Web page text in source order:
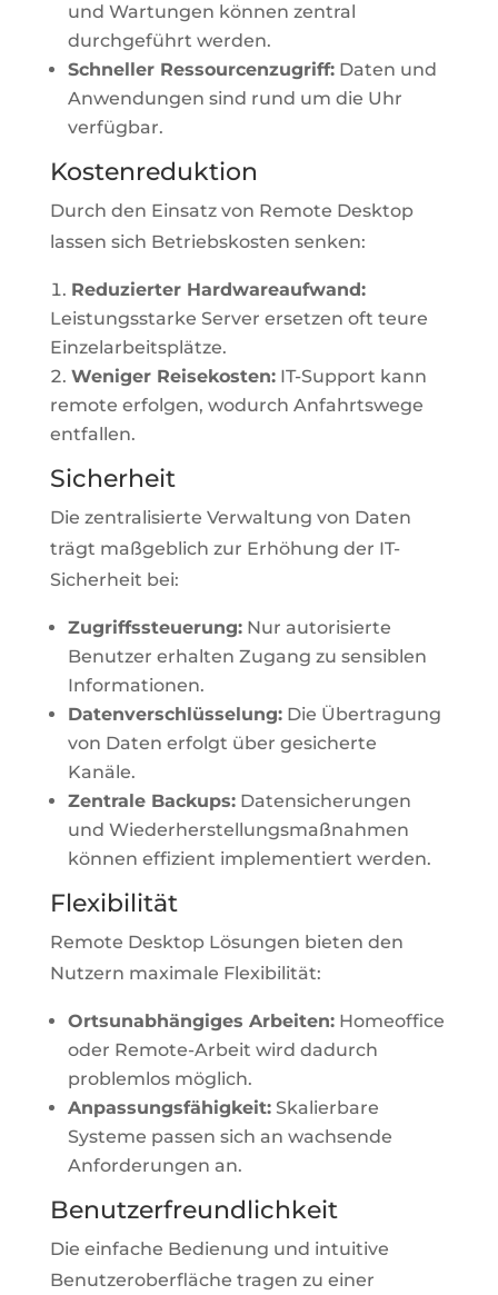
und Wartungen können zentral
durchgeführt werden.
Schneller Ressourcenzugriff:Daten und
Anwendungen sind rund um die Uhr
verfügbar.
Kostenreduktion
Durch den Einsatz von Remote Desktop
lassen sich Betriebskosten senken:
Reduzierter Hardwareaufwand:
Leistungsstarke Server ersetzen oft teure
Einzelarbeitsplätze.
Weniger Reisekosten:IT-Support kann
remote erfolgen, wodurch Anfahrtswege
entfallen.
Sicherheit
Die zentralisierte Verwaltung von Daten
trägt maßgeblich zur Erhöhung der IT-
Sicherheit bei:
Zugriffssteuerung:Nur autorisierte
Benutzer erhalten Zugang zu sensiblen
Informationen.
Datenverschlüsselung:Die Übertragung
von Daten erfolgt über gesicherte
Kanäle.
Zentrale Backups:Datensicherungen
und Wiederherstellungsmaßnahmen
können effizient implementiert werden.
Flexibilität
Remote Desktop Lösungen bieten den
Nutzern maximale Flexibilität:
Ortsunabhängiges Arbeiten:Homeoffice
oder Remote-Arbeit wird dadurch
problemlos möglich.
Anpassungsfähigkeit:Skalierbare
Systeme passen sich an wachsende
Anforderungen an.
Benutzerfreundlichkeit
Die einfache Bedienung und intuitive
Benutzeroberfläche tragen zu einer